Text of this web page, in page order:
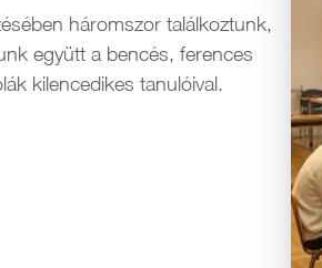
háromszor találkoztunk,
együtt a bencés, ferences
kilencedikes tanulóival.